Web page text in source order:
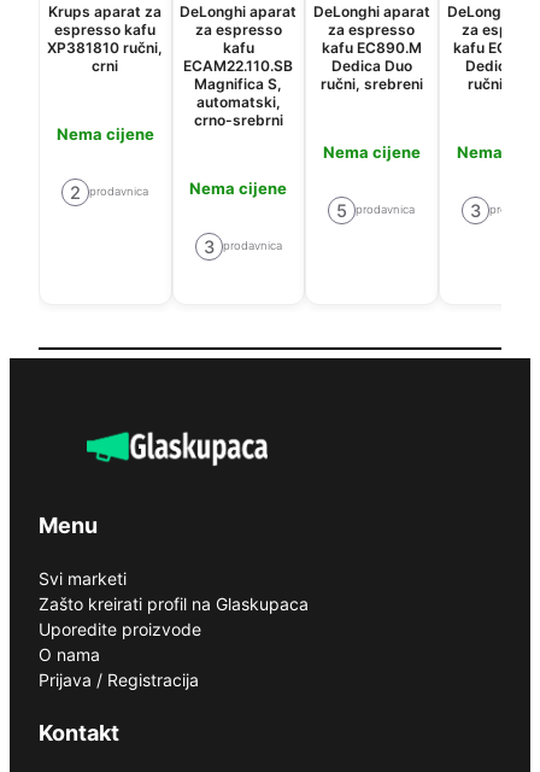
Krups aparat za
espresso kafu
XP381810 ručni,
crni
Nema cijene
2 prodavnica
DeLonghi aparat
za espresso
kafu
ECAM22.110.SB
Magnifica S,
automatski,
crno-srebrni
Nema cijene
3 prodavnica
DeLonghi aparat
za espresso
kafu EC890.M
Dedica Duo
ručni, srebreni
Nema cijene
5 prodavnica
DeLonghi
za
kafu
Dedica
ručni,
Nema
3
Menu
Svi marketi
Zašto kreirati profil na Glaskupaca
Uporedite proizvode
O nama
Prijava / Registracija
Kontakt